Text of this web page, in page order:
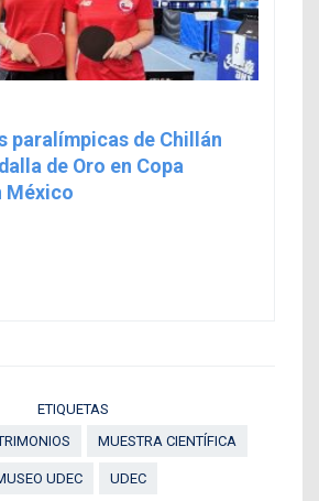
paralímpicas de Chillán
de Oro en Copa
México
ETIQUETAS
MUESTRA CIENTÍFICA
UDEC UDEC